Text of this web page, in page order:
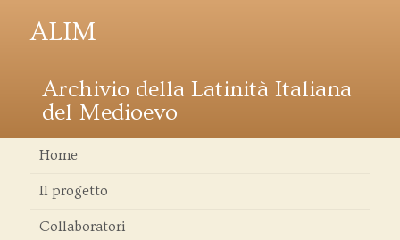
ALIM
Archivio della Latinità Italiana
del Medioevo
Home
Il progetto
Collaboratori